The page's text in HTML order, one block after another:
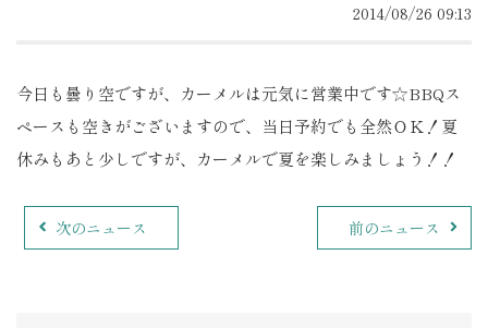
2014/08/26 09:13
今日も曇り空ですが、カーメルは元気に営業中です☆BBQス
ペースも空きがございますので、当日予約でも全然ＯＫ！夏
休みもあと少しですが、カーメルで夏を楽しみましょう！！
次のニュース 前のニュース